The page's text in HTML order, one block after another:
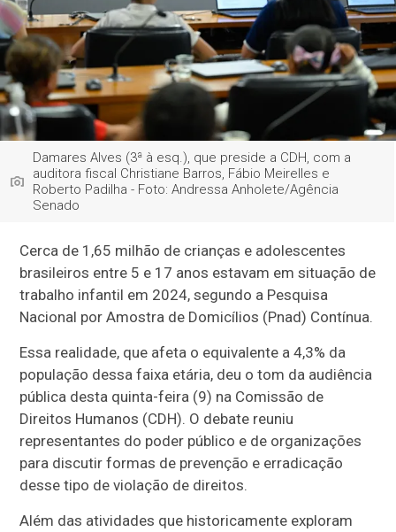
Damares Alves (3ª à esq.), que preside a CDH, com a
auditora fiscal Christiane Barros, Fábio Meirelles e
Roberto Padilha - Foto: Andressa Anholete/Agência
Senado
Cerca de 1,65 milhão de crianças e adolescentes
brasileiros entre 5 e 17 anos estavam em situação de
trabalho infantil em 2024, segundo a Pesquisa
Nacional por Amostra de Domicílios (Pnad) Contínua.
Essa realidade, que afeta o equivalente a 4,3% da
população dessa faixa etária, deu o tom da audiência
pública desta quinta-feira (9) na Comissão de
Direitos Humanos (CDH). O debate reuniu
representantes do poder público e de organizações
para discutir formas de prevenção e erradicação
desse tipo de violação de direitos.
Além das atividades que historicamente exploram